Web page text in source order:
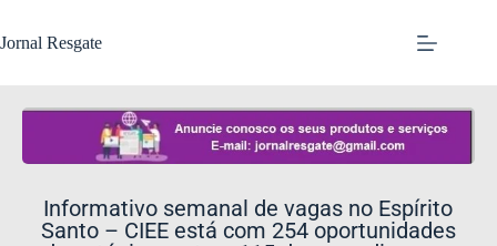
Jornal Resgate
Informativo semanal de vagas no Espírito
Santo – CIEE está com 254 oportunidades